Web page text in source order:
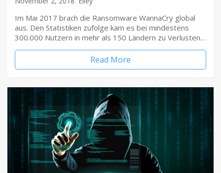
Im Mai 2017 brach die Ransomware WannaCry global
aus. Den Statistiken zufolge kam es bei mindestens
300.000 Nutzern in mehr als 150 Ländern zu Verlusten…
Read More